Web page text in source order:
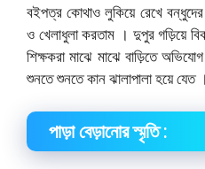
বইপত্র কোথাও লুকিয়ে রেখে বন্ধুদের
ও খেলাধুলা করতাম । দুপুর গড়িয়ে
শিক্ষকরা মাঝে মাঝে বাড়িতে
শুনতে শুনতে কান ঝালাপালা হয়ে যেত ।
পাড়া বেড়ানাের স্মৃতি :